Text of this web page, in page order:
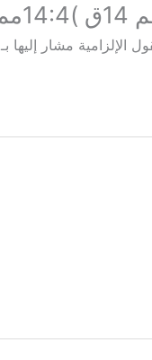
الإلزامية مشار إليها بـ